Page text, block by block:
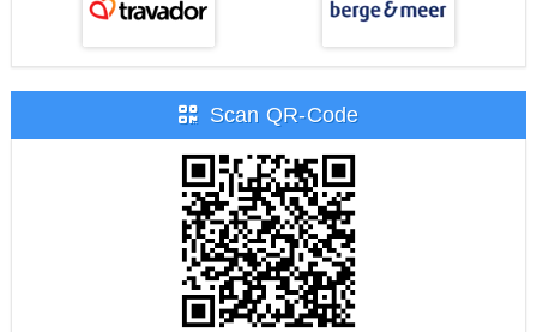
Scan QR-Code